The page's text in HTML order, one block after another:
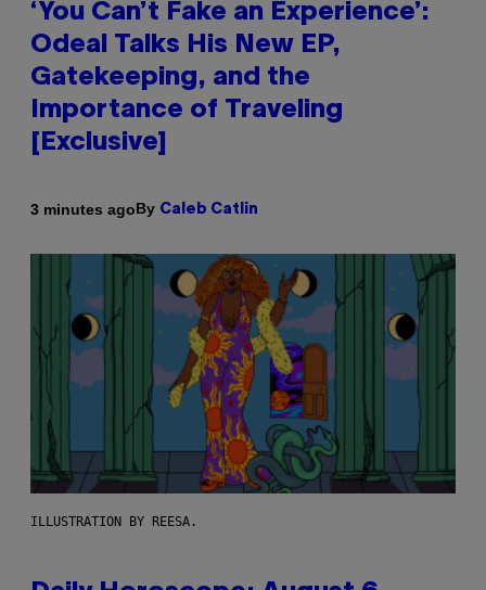
‘You Can’t Fake an Experience’:
Odeal Talks His New EP,
Gatekeeping, and the
Importance of Traveling
[Exclusive]
3 minutes agoBy Caleb Catlin
ILLUSTRATION BY REESA.